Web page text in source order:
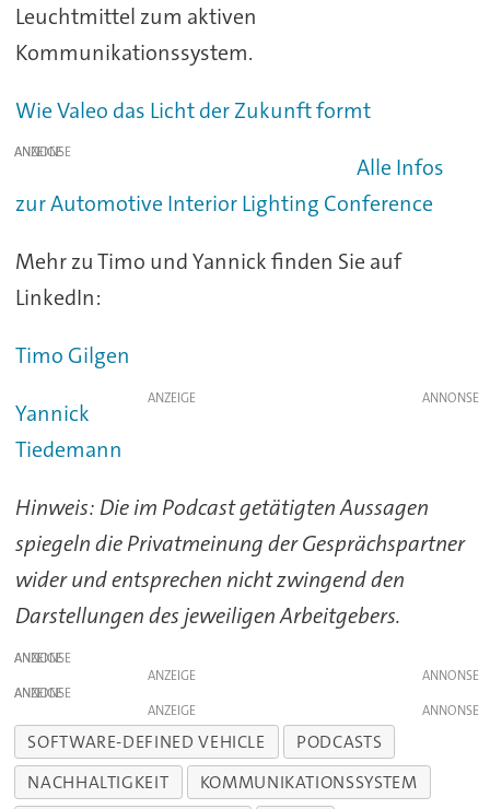
Leuchtmittel zum aktiven
Kommunikationssystem.
Wie Valeo das Licht der Zukunft formt
ANZEIGE
Alle Infos
zur Automotive Interior Lighting Conference
Mehr zu Timo und Yannick finden Sie auf
LinkedIn:
Timo Gilgen
ANZEIGE
Yannick
Tiedemann
Hinweis: Die im Podcast getätigten Aussagen
spiegeln die Privatmeinung der Gesprächspartner
wider und entsprechen nicht zwingend den
Darstellungen des jeweiligen Arbeitgebers.
ANZEIGE
ANZEIGE
ANZEIGE
ANZEIGE
SOFTWARE-DEFINED VEHICLE
PODCASTS
NACHHALTIGKEIT
KOMMUNIKATIONSSYSTEM